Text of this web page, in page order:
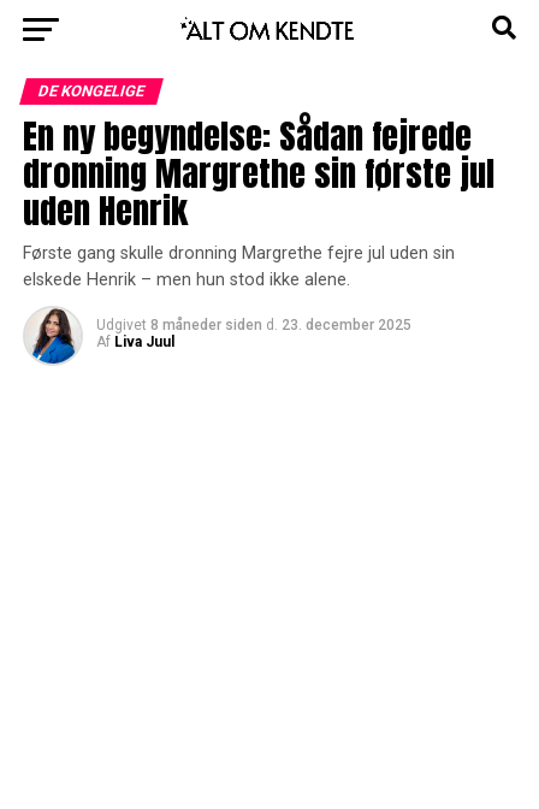
DE KONGELIGE
En ny begyndelse: Sådan fejrede
dronning Margrethe sin første jul
uden Henrik
Første gang skulle dronning Margrethe fejre jul uden sin
elskede Henrik – men hun stod ikke alene.
Udgivet 8 måneder siden d. 23. december 2025
Af Liva Juul